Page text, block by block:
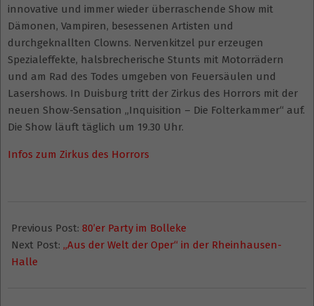
innovative und immer wieder überraschende Show mit
Dämonen, Vampiren, besessenen Artisten und
durchgeknallten Clowns. Nervenkitzel pur erzeugen
Spezialeffekte, halsbrecherische Stunts mit Motorrädern
und am Rad des Todes umgeben von Feuersäulen und
Lasershows. In Duisburg tritt der Zirkus des Horrors mit der
neuen Show-Sensation „Inquisition – Die Folterkammer“ auf.
Die Show läuft täglich um 19.30 Uhr.
Infos zum Zirkus des Horrors
01-
14
Previous Post: 80’er Party im Bolleke
Next Post: „Aus der Welt der Oper“ in der Rheinhausen-
Halle